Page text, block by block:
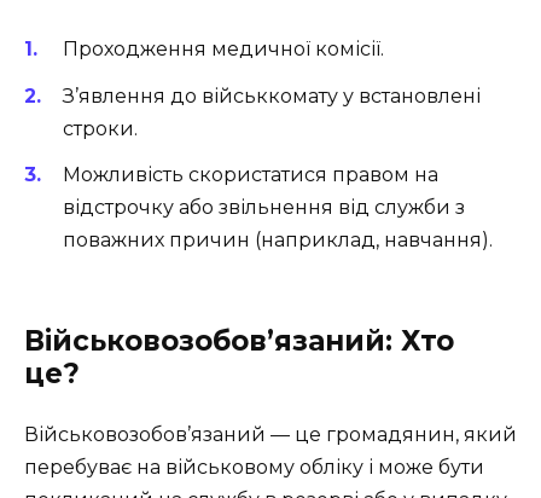
Проходження медичної комісії.
З’явлення до військкомату у встановлені
строки.
Можливість скористатися правом на
відстрочку або звільнення від служби з
поважних причин (наприклад, навчання).
Військовозобов’язаний: Хто
це?
Військовозобов’язаний — це громадянин, який
перебуває на військовому обліку і може бути